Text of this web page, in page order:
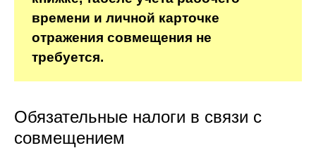
времени и личной карточке
отражения совмещения не
требуется.
Обязательные налоги в связи с
совмещением